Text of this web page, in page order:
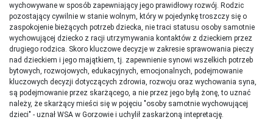
wychowywane w sposób zapewniający jego prawidłowy rozwój. Rodzic
pozostający cywilnie w stanie wolnym, który w pojedynkę troszczy się o
zaspokojenie bieżących potrzeb dziecka, nie traci statusu osoby samotnie
wychowującej dziecko z racji utrzymywania kontaktów z dzieckiem przez
drugiego rodzica. Skoro kluczowe decyzje w zakresie sprawowania pieczy
nad dzieckiem i jego majątkiem, tj. zapewnienie synowi wszelkich potrzeb
bytowych, rozwojowych, edukacyjnych, emocjonalnych, podejmowanie
kluczowych decyzji dotyczących zdrowia, rozwoju oraz wychowania syna,
są podejmowanie przez skarżącego, a nie przez jego byłą żonę, to uznać
należy, że skarżący mieści się w pojęciu "osoby samotnie wychowującej
dzieci" - uznał WSA w Gorzowie i uchylił zaskarżoną intepretację.